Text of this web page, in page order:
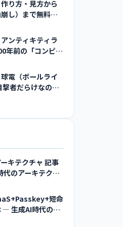
り方・見方から
し）まで無料ツ
アンティキティラ
年前の「コンピュ
球電（ボールライ
者だらけなのに
キテクチャ 記事
のアーキテクチ
短命
― 生成AI時代のア
門